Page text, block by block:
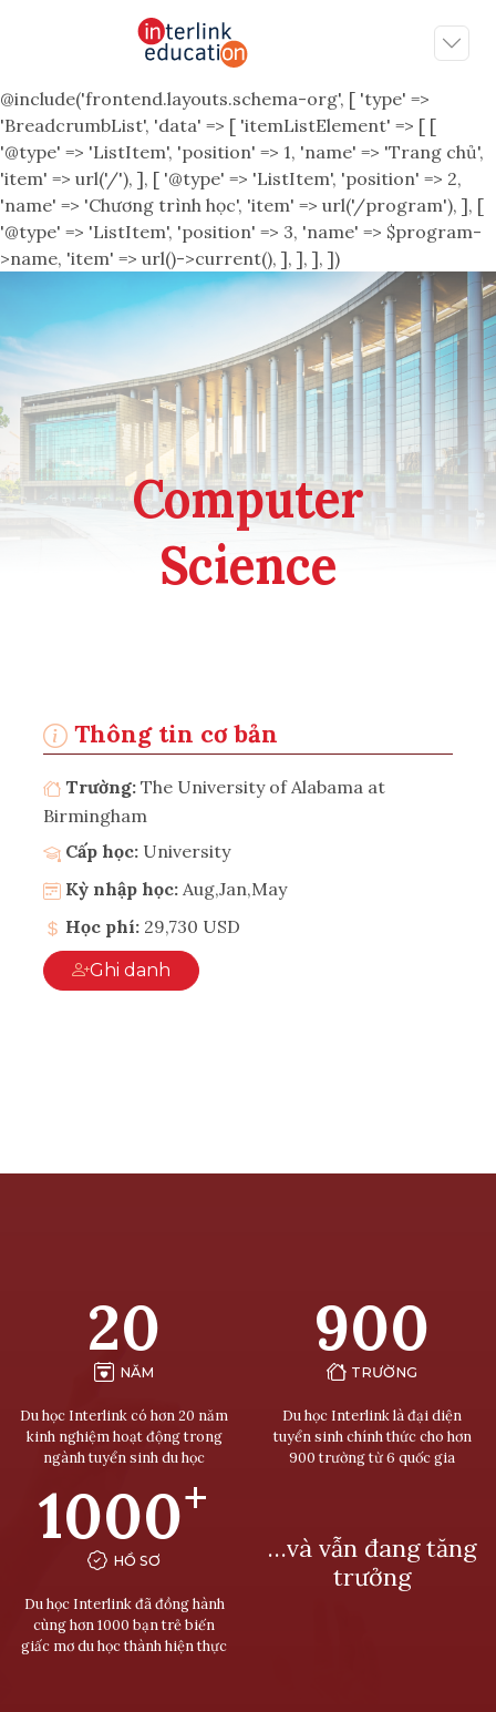
@include('frontend.layouts.schema-org', [ 'type' =>
'BreadcrumbList', 'data' => [ 'itemListElement' => [ [
'@type' => 'ListItem', 'position' => 1, 'name' => 'Trang chủ',
'item' => url('/'), ], [ '@type' => 'ListItem', 'position' => 2,
'name' => 'Chương trình học', 'item' => url('/program'), ], [
'@type' => 'ListItem', 'position' => 3, 'name' => $program-
>name, 'item' => url()->current(), ], ], ], ])
Computer
Science
Thông tin cơ bản
Trường: The University of Alabama at
Birmingham
Cấp học: University
Kỳ nhập học: Aug,Jan,May
Học phí: 29,730 USD
Ghi danh
20
NĂM
Du học Interlink có hơn 20 năm
kinh nghiệm hoạt động trong
ngành tuyển sinh du học
900
TRƯỜNG
Du học Interlink là đại diện
tuyển sinh chính thức cho hơn
900 trường từ 6 quốc gia
1000+
HỒ SƠ
Du học Interlink đã đồng hành
cùng hơn 1000 bạn trẻ biến
giấc mơ du học thành hiện thực
…và vẫn đang tăng
trưởng